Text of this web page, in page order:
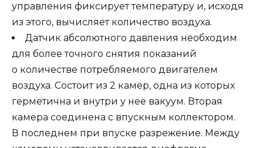
управления фиксирует температуру и, исходя
из этого, вычисляет количество воздуха.
Датчик абсолютного давления необходим
для более точного снятия показаний
о количестве потребляемого двигателем
воздуха. Состоит из 2 камер, одна из которых
герметична и внутри у неё вакуум. Вторая
камера соединена с впускным коллектором.
В последнем при впуске разрежение. Между